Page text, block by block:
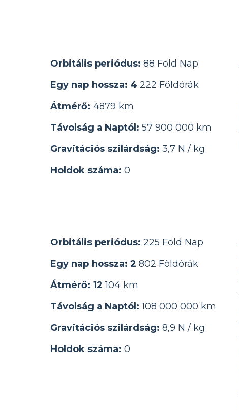
Orbitális periódus: 88 Föld Nap
Egy nap hossza: 4 222 Földórák
Átmérő: 4879 km
Távolság a Naptól: 57 900 000 km
Gravitációs szilárdság: 3,7 N / kg
Holdok száma: 0
Orbitális periódus: 225 Föld Nap
Egy nap hossza: 2 802 Földórák
Átmérő: 12 104 km
Távolság a Naptól: 108 000 000 km
Gravitációs szilárdság: 8,9 N / kg
Holdok száma: 0